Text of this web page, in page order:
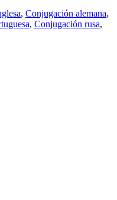
, Conjugación alemana,
, Conjugación rusa,